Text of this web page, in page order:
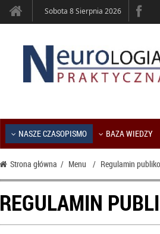
Sobota 8 Sierpnia 2026
NASZE CZASOPISMO BAZA WIEDZY
Strona główna / Menu / Regulamin
REGULAMIN